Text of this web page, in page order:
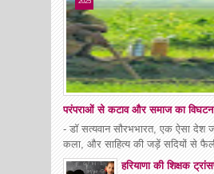
परंपराओं से कटाव और समाज का विघटन
- डॉ सत्यवान सौरभभारत, एक ऐसा देश
कला, और साहित्य की जड़ें सदियों से
हरियाणा की शिक्षक